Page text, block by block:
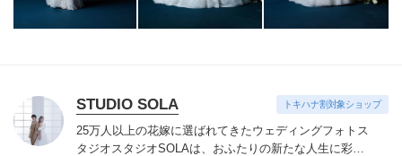
STUDIO SOLA トキハナ割対象ショップ
25万人以上の花嫁に選ばれてきたウェディングフォトス
タジオ スタジオSOLAは、おふたりの新たな人生に彩り